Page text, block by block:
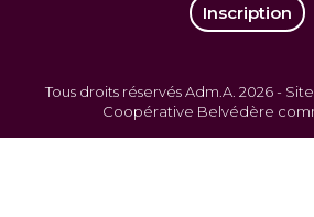
Inscription
Tous droits réservés Adm.A. 2026 -
Coopérative Belvédère